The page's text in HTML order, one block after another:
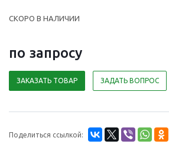
СКОРО В НАЛИЧИИ
по запросу
ЗАКАЗАТЬ ТОВАР ЗАДАТЬ ВОПРОС
Поделиться ссылкой: